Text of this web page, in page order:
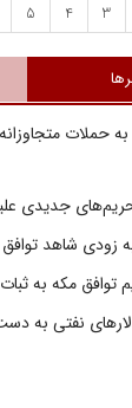
3
4
5
حملات
جدیدی
شاهد توافق
توافق مکه به